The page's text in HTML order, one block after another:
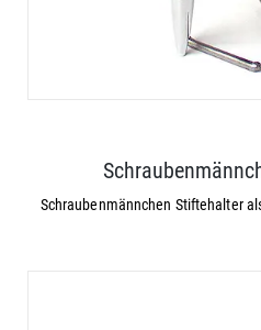
Schraubenmännchen Stiftehalter